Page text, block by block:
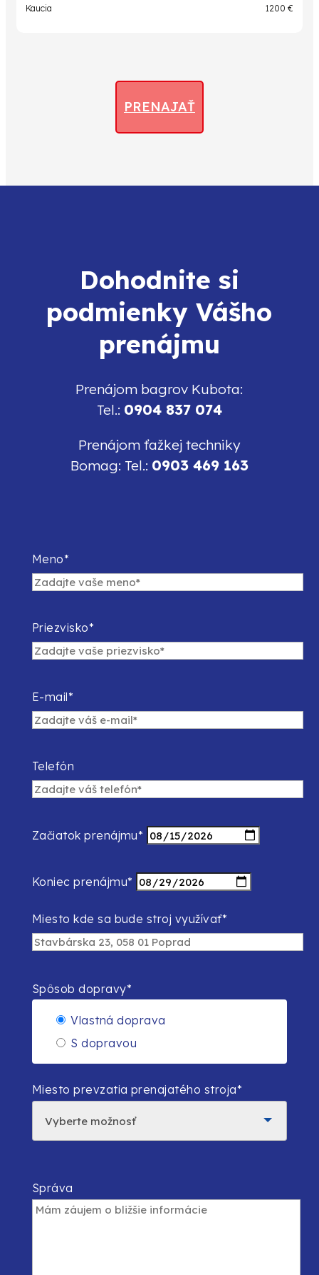
Kaucia
1200 €
PRENAJAŤ
Dohodnite si
podmienky Vášho
prenájmu
Prenájom bagrov Kubota:
Tel.: 0904 837 074
Prenájom ťažkej techniky
Bomag: Tel.: 0903 469 163
Meno*
Priezvisko*
E-mail*
Telefón
Začiatok prenájmu*
Koniec prenájmu*
Miesto kde sa bude stroj využívať*
Spôsob dopravy*
Vlastná doprava
S dopravou
Miesto prevzatia prenajatého stroja*
Správa